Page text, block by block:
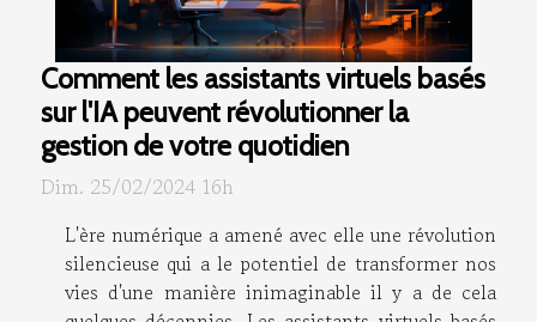
Comment les assistants virtuels basés
sur l'IA peuvent révolutionner la
gestion de votre quotidien
Dim. 25/02/2024 16h
L'ère numérique a amené avec elle une révolution
silencieuse qui a le potentiel de transformer nos
vies d'une manière inimaginable il y a de cela